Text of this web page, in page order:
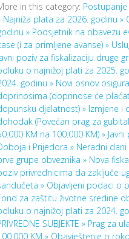
in this category:
Najniža plata za 2026. godinu »
» Podsjetnik na obavezu
(i za primljene avanse) »
poziv za fiskalizaciju druge
o najnižoj plati za 2025.
godinu » Novi osnov
(doprinose će
djelatnost) » Izmjene i
(Povećan prag za
KM na 100.000 KM) »
i Prijedora » Neradni dani
grupe obveznika » Nova
privrednicima da zaključe
» Objavljeni podaci o
za zaštitu životne sredine
o najnižoj plati za 2024.
SUBJEKTE » Prag za
KM » Obavještenje o